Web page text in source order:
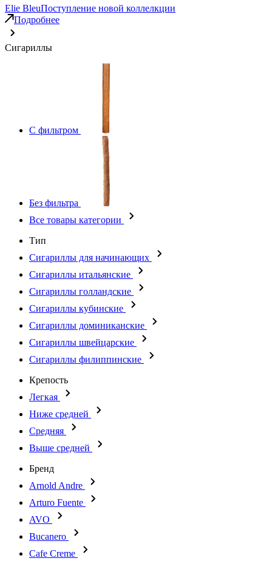
Elie BleuПоступление новой коллелкции
Подробнее
Сигариллы
С фильтром
Без фильтра
Все товары категории
Тип
Сигариллы для начинающих
Сигариллы итальянские
Сигариллы голландские
Сигариллы кубинские
Сигариллы доминиканские
Сигариллы швейцарские
Сигариллы филиппинские
Крепость
Легкая
Ниже средней
Средняя
Выше средней
Бренд
Arnold Andre
Arturo Fuente
AVO
Bucanero
Cafe Creme